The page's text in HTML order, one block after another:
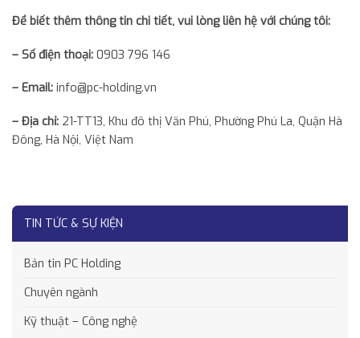
TIN TỨC & SỰ KIỆN
Bản tin PC Holding
Chuyên ngành
Kỹ thuật – Công nghệ
Để biết thêm thông tin chi tiết, vui lòng liên hệ với chúng tôi:
– Số điện thoại: 0903 796 146
– Email: info@pc-holding.vn
– Địa chỉ: 21-TT13, Khu đô thị Văn Phú, Phường Phú La, Quận Hà
Đông, Hà Nội, Việt Nam